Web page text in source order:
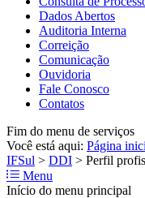
Dados Abertos
Auditoria Interna
Correição
Comunicação
Ouvidoria
Fale Conosco
Contatos
Fim do menu de serviços
Você está aqui: Página
IFSul > DDI > Perfil
Menu
Início do menu principal